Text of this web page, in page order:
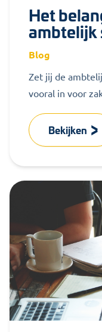
Het
ambtelijk
jouw OR
Blog
Zet jij de
vooral in voor
Bekijken